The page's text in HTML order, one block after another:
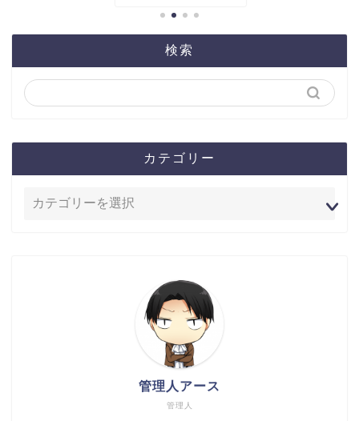
検索
カテゴリー
管理人
管理人アース